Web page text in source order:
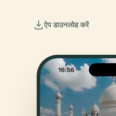
ऐप डाउनलोड करें